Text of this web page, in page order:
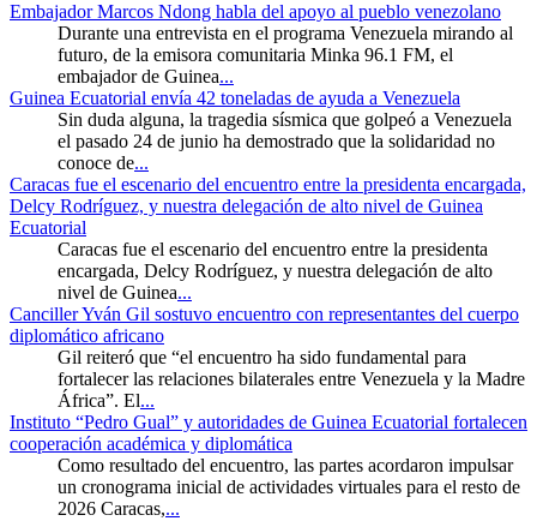
Embajador Marcos Ndong habla del apoyo al pueblo venezolano
Durante una entrevista en el programa Venezuela mirando al
futuro, de la emisora comunitaria Minka 96.1 FM, el
embajador de Guinea...
Guinea Ecuatorial envía 42 toneladas de ayuda a Venezuela
Sin duda alguna, la tragedia sísmica que golpeó a Venezuela
el pasado 24 de junio ha demostrado que la solidaridad no
conoce de...
Caracas fue el escenario del encuentro entre la presidenta encargada,
Delcy Rodríguez, y nuestra delegación de alto nivel de Guinea
Ecuatorial
Caracas fue el escenario del encuentro entre la presidenta
encargada, Delcy Rodríguez, y nuestra delegación de alto
nivel de Guinea...
Canciller Yván Gil sostuvo encuentro con representantes del cuerpo
diplomático africano
Gil reiteró que “el encuentro ha sido fundamental para
fortalecer las relaciones bilaterales entre Venezuela y la Madre
África”. El...
Instituto “Pedro Gual” y autoridades de Guinea Ecuatorial fortalecen
cooperación académica y diplomática
Como resultado del encuentro, las partes acordaron impulsar
un cronograma inicial de actividades virtuales para el resto de
2026 Caracas,...